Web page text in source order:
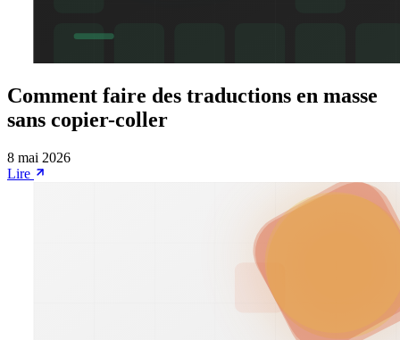
Comment faire des traductions en masse
sans copier-coller
8 mai 2026
Lire